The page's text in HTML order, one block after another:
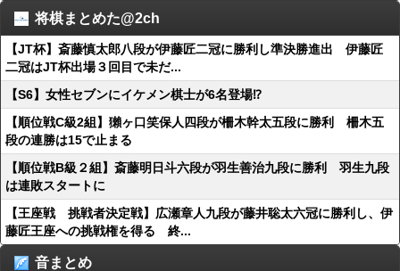
将棋まとめた@2ch
【JT杯】斎藤慎太郎八段が伊藤匠二冠に勝利し準決勝進出 伊藤匠
二冠はJT杯出場３回目で未だ...
【S6】女性セブンにイケメン棋士が6名登場⁉
【順位戦C級2組】獺ヶ口笑保人四段が柵木幹太五段に勝利 柵木五
段の連勝は15で止まる
【順位戦B級２組】斎藤明日斗六段が羽生善治九段に勝利 羽生九段
は連敗スタートに
【王座戦 挑戦者決定戦】広瀬章人九段が藤井聡太六冠に勝利し、伊
藤匠王座への挑戦権を得る 終...
音まとめ